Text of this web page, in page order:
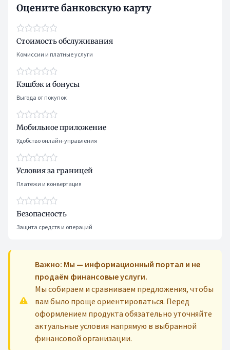
Оцените банковскую карту
Стоимость обслуживания
Комиссии и платные услуги
Кэшбэк и бонусы
Выгода от покупок
Мобильное приложение
Удобство онлайн-управления
Условия за границей
Платежи и конвертация
Безопасность
Защита средств и операций
Важно: Мы — информационный портал и не
продаём финансовые услуги.
Мы собираем и сравниваем предложения, чтобы
вам было проще ориентироваться. Перед
оформлением продукта обязательно уточняйте
актуальные условия напрямую в выбранной
финансовой организации.